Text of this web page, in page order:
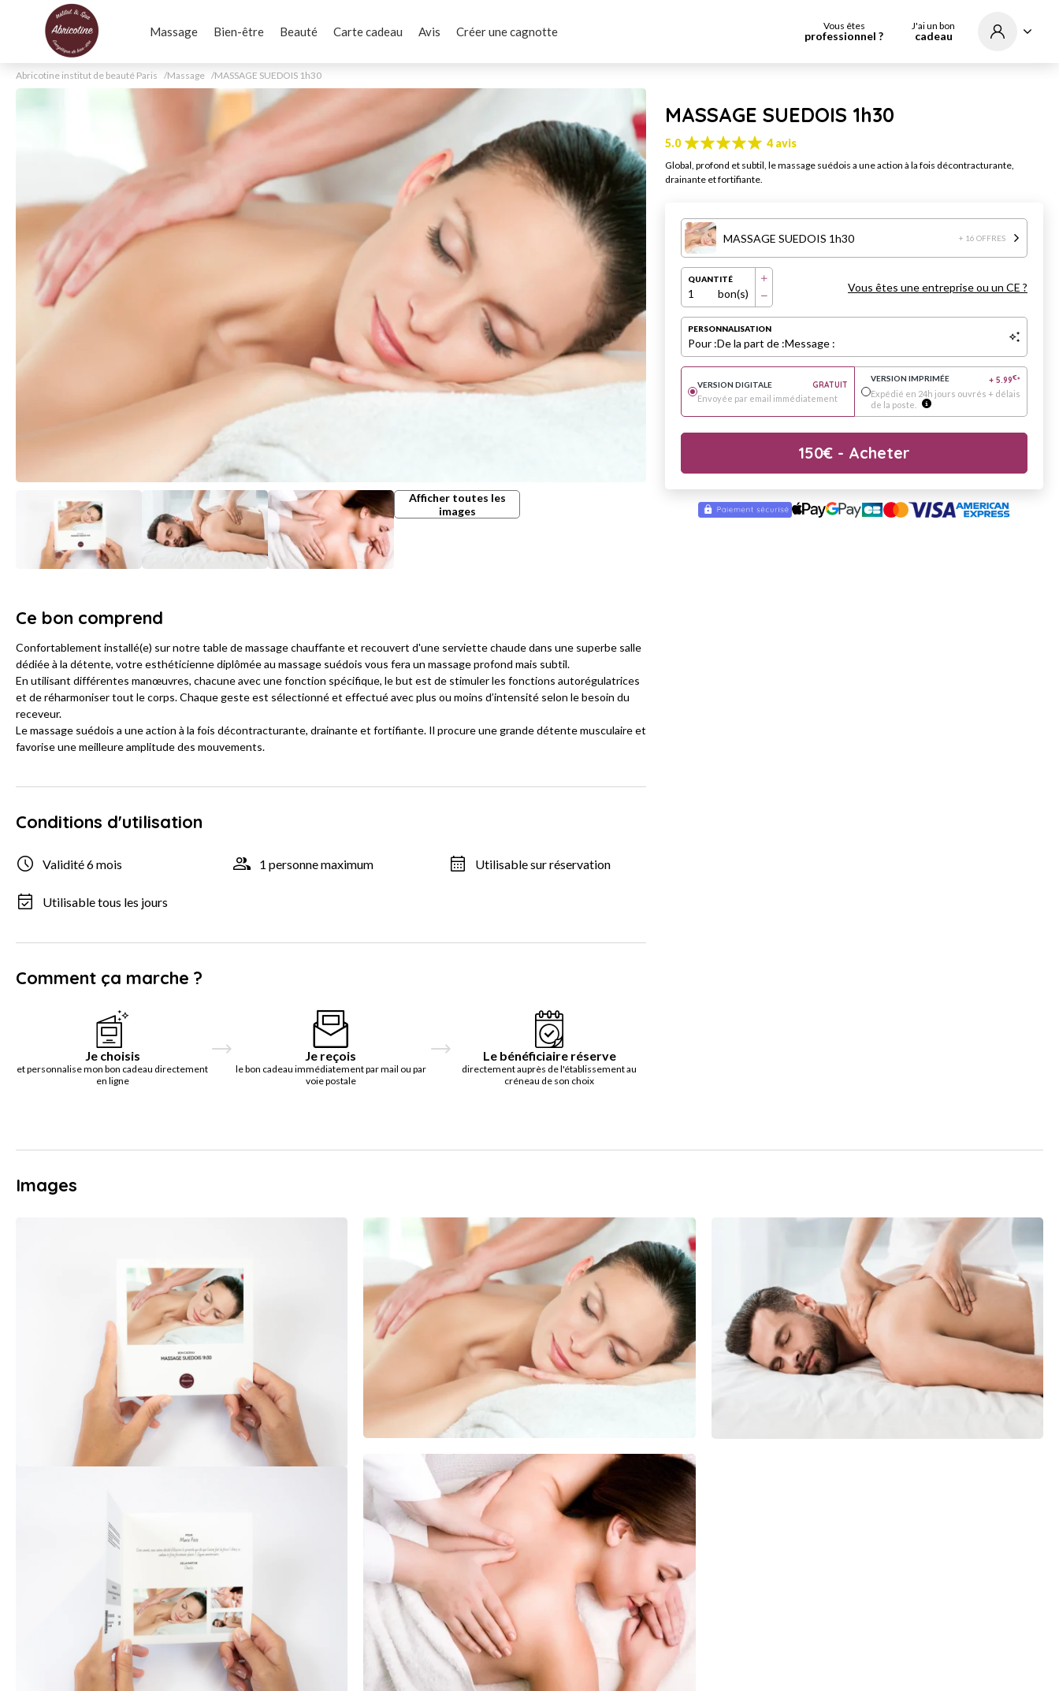
Massage Bien-être Beauté Carte cadeau Avis Créer une cagnotte Vous êtes
professionnel ?
J'ai un bon
cadeau
Abricotine institut de beauté Paris Massage MASSAGE SUEDOIS 1h30
Afficher toutes les
images
MASSAGE SUEDOIS 1h30
5.0 4 avis
Global, profond et subtil, le massage suédois a une action à la fois décontracturante,
drainante et fortifiante.
MASSAGE SUEDOIS 1h30 + 16 OFFRES
QUANTITÉ
1 bon(s) Vous êtes une entreprise ou un CE ?
PERSONNALISATION
Pour :De la part de :Message :
VERSION DIGITALE
GRATUIT
Envoyée par email immédiatement
VERSION IMPRIMÉE + 5.99€*
Expédié en 24h jours ouvrés + délais
de la poste.
150€ - Acheter
Ce bon comprend
Confortablement installé(e) sur notre table de massage chauffante et recouvert d'une serviette chaude dans une superbe salle
dédiée à la détente, votre esthéticienne diplômée au massage suédois vous fera un massage profond mais subtil.
En utilisant différentes manœuvres, chacune avec une fonction spécifique, le but est de stimuler les fonctions autorégulatrices
et de réharmoniser tout le corps. Chaque geste est sélectionné et effectué avec plus ou moins d’intensité selon le besoin du
receveur.
Le massage suédois a une action à la fois décontracturante, drainante et fortifiante. Il procure une grande détente musculaire et
favorise une meilleure amplitude des mouvements.
Conditions d'utilisation
Validité 6 mois 1 personne maximum Utilisable sur réservation
Utilisable tous les jours
Comment ça marche ?
Je choisis
et personnalise mon bon cadeau directement
en ligne
Je reçois
le bon cadeau immédiatement par mail ou par
voie postale
Le bénéficiaire réserve
directement auprès de l'établissement au
créneau de son choix
Images